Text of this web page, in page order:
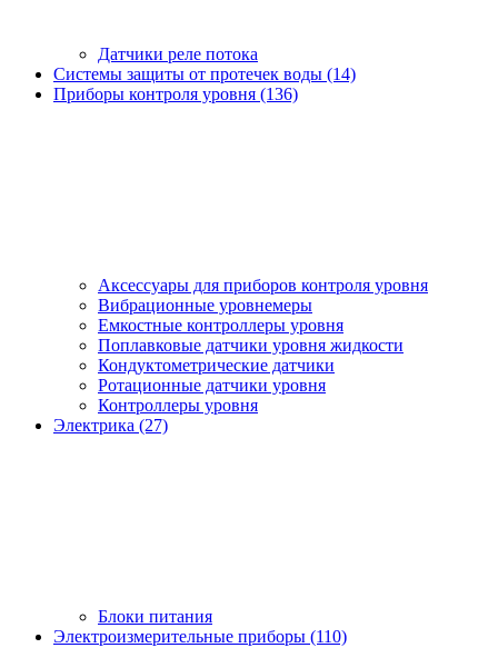
Датчики реле потока
Системы защиты от протечек воды (14)
Приборы контроля уровня (136)
Аксессуары для приборов контроля уровня
Вибрационные уровнемеры
Емкостные контроллеры уровня
Поплавковые датчики уровня жидкости
Кондуктометрические датчики
Ротационные датчики уровня
Контроллеры уровня
Электрика (27)
Блоки питания
Электроизмерительные приборы (110)